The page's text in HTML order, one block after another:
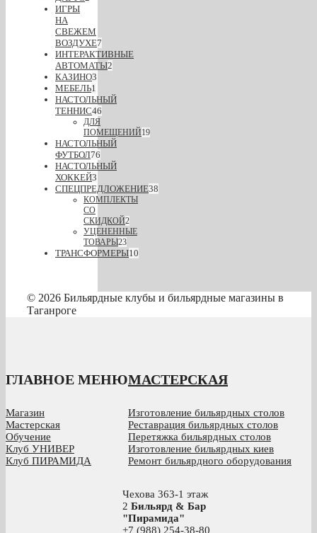
ИГРЫ
НА
СВЕЖЕМ
ВОЗДУХЕ7
ИНТЕРАКТИВНЫЕ
АВТОМАТЫ2
КАЗИНО3
МЕБЕЛЬ1
НАСТОЛЬНЫЙ
ТЕННИС46
ДЛЯ
ПОМЕЩЕНИЙ19
НАСТОЛЬНЫЙ
ФУТБОЛ76
НАСТОЛЬНЫЙ
ХОККЕЙ3
СПЕЦПРЕДЛОЖЕНИЕ38
КОМПЛЕКТЫ
СО
СКИДКОЙ2
УЦЕНЕННЫЕ
ТОВАРЫ23
ТРАНСФОРМЕРЫ10
© 2026 Бильярдные клубы и бильярдные магазины в
Таганроге
ГЛАВНОЕ МЕНЮ
Магазин
Мастерская
Обучение
Клуб УНИВЕР
Клуб ПИРАМИДА
МАСТЕРСКАЯ
Изготовление бильярдных столов
Реставрация бильярдных столов
Перетяжка бильярдных столов
Изготовление бильярдных киев
Ремонт бильярдного оборудования
Чехова 363-1 этаж
2 Бильярд & Бар
"Пирамида"
+7 (988) 254-38-80